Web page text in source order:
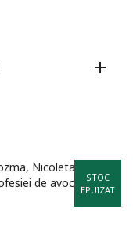
STOC
EPUIZAT